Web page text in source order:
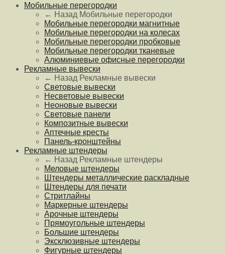
Мобильные перегородки
← Назад Мобильные перегородки
Мобильные перегородки магнитные
Мобильные перегородки на колесах
Мобильные перегородки пробковые
Мобильные перегородки тканевые
Алюминиевые офисные перегородки
Рекламные вывески
← Назад Рекламные вывески
Световые вывески
Несветовые вывески
Неоновые вывески
Световые панели
Композитные вывески
Аптечные кресты
Панель-кронштейны
Рекламные штендеры
← Назад Рекламные штендеры
Меловые штендеры
Штендеры металлические раскладные
Штендеры для печати
Стритлайны
Маркерные штендеры
Арочные штендеры
Прямоугольные штендеры
Большие штендеры
Эксклюзивные штендеры
Фигурные штендеры